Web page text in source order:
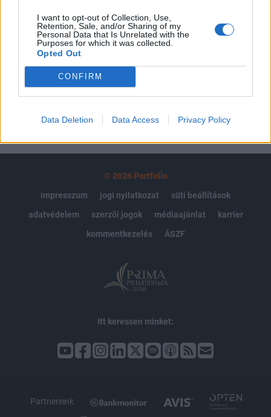
I want to opt-out of Collection, Use,
Retention, Sale, and/or Sharing of my
Personal Data that Is Unrelated with the
Purposes for which it was collected.
Opted Out
CONFIRM
Data Deletion Data Access Privacy Policy
Előfizetés
MÁR ELŐFIZETŐNK VAGY?
© 2026 Portfolio
impresszum
jogi nyilatkozat
süti beállítások
adatvédelem
szerzői jogok médiaajánlat
karrier
kommentkezelés
ÁSZF
Itt keressen minket:
Partnereink